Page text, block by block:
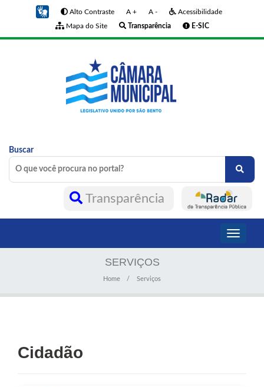
Alto Contraste A + A -
Acessibilidade
Mapa do Site
Transparência E-SIC
Buscar
Transparência
Toggle
SERVIÇOS
Home Serviços
Cidadão